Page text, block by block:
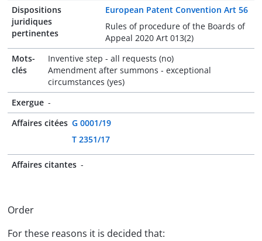
Dispositions
juridiques
pertinentes
European Patent Convention Art 56
Rules of procedure of the Boards of
Appeal 2020 Art 013(2)
Mots-
clés
Inventive step - all requests (no)
Amendment after summons - exceptional
circumstances (yes)
Exergue -
Affaires citées G 0001/19
T 2351/17
Affaires citantes -
Order
For these reasons it is decided that: